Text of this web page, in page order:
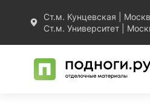
Ст.м. Кунцевская |
Ст.м. Университет |